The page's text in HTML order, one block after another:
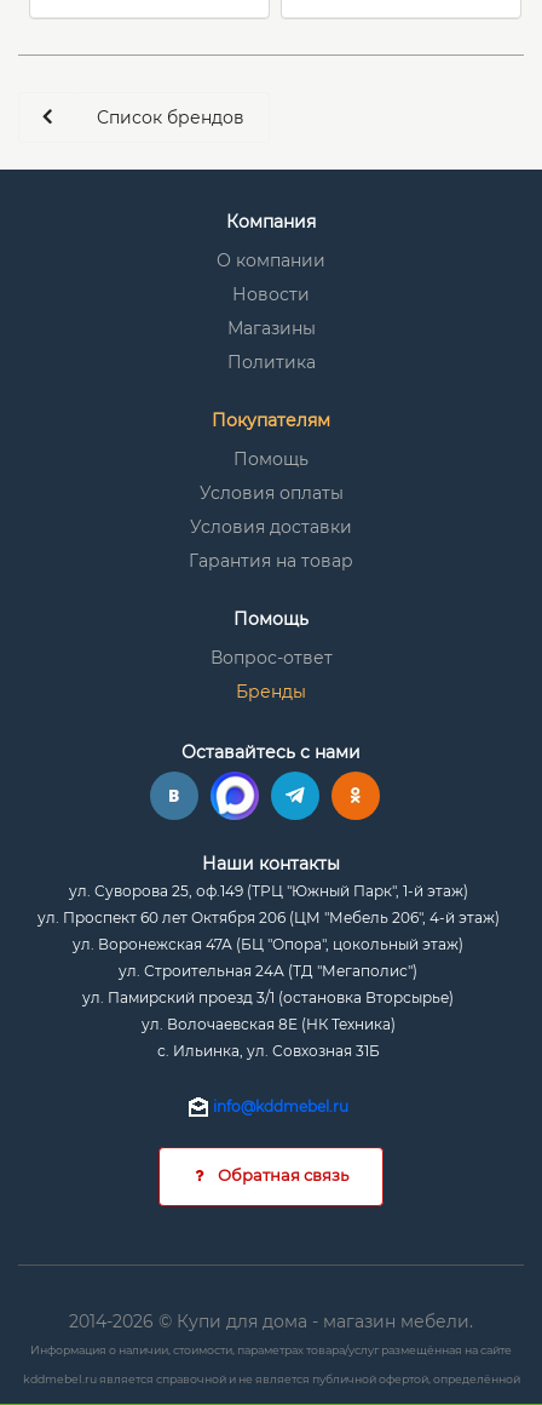
Список брендов
Компания
О компании
Новости
Магазины
Политика
Покупателям
Помощь
Условия оплаты
Условия доставки
Гарантия на товар
Помощь
Вопрос-ответ
Бренды
Оставайтесь с нами
Наши контакты
ул. Суворова 25, оф.149 (ТРЦ "Южный Парк", 1-й этаж)
ул. Проспект 60 лет Октября 206 (ЦМ "Мебель 206", 4-й этаж)
ул. Воронежская 47А (БЦ "Опора", цокольный этаж)
ул. Строительная 24А (ТД "Мегаполис")
ул. Памирский проезд 3/1 (остановка Вторсырье)
ул. Волочаевская 8Е (НК Техника)
с. Ильинка, ул. Совхозная 31Б
info@kddmebel.ru
Обратная связь
2014-2026 © Купи для дома - магазин мебели.
Информация о наличии, стоимости, параметрах товара/услуг размещённая на сайте
kddmebel.ru является справочной и не является публичной офертой, определённой